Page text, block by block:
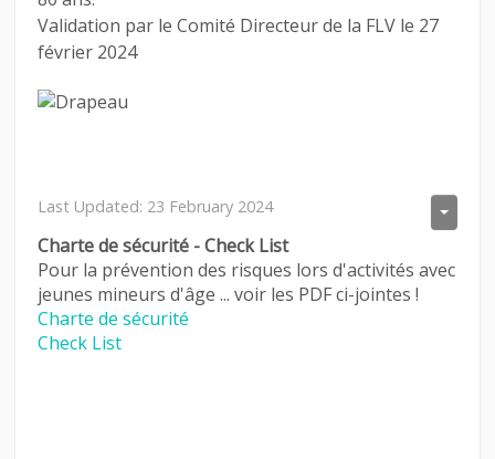
Validation par le Comité Directeur de la FLV le 27
février 2024
Last Updated: 23 February 2024
Charte de sécurité - Check List
Pour la prévention des risques lors d'activités avec
jeunes mineurs d'âge ... voir les PDF ci-jointes !
Charte de sécurité
Check List